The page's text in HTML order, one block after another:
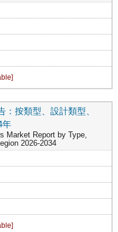
按類型、設計類型、
年
Market Report by Type,
2026-2034